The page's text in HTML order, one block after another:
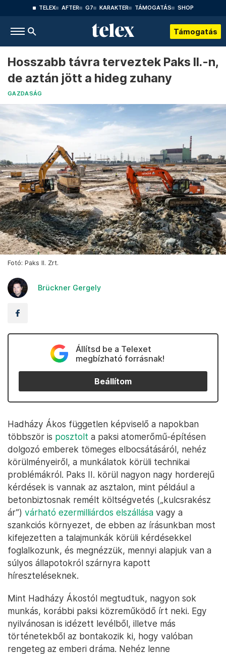
TELEX AFTER G7 KARAKTER TÁMOGATÁS SHOP
Támogatás
Hosszabb távra terveztek Paks II.-n,
de aztán jött a hideg zuhany
GAZDASÁG
Fotó: Paks II. Zrt.
Brückner Gergely
Állítsd be a Telexet
megbízható forrásnak!
Beállítom
Hadházy Ákos független képviselő a napokban
többször is posztolt a paksi atomerőmű-építésen
dolgozó emberek tömeges elbocsátásáról, nehéz
körülményeiről, a munkálatok körüli technikai
problémákról. Paks II. körül nagyon nagy horderejű
kérdések is vannak az asztalon, mint például a
betonbiztosnak remélt költségvetés („kulcsrakész
ár”) várható ezermilliárdos elszállása vagy a
szankciós környezet, de ebben az írásunkban most
kifejezetten a talajmunkák körüli kérdésekkel
foglalkozunk, és megnézzük, mennyi alapjuk van a
súlyos állapotokról szárnyra kapott
híreszteléseknek.
Mint Hadházy Ákostól megtudtuk, nagyon sok
munkás, korábbi paksi közreműködő írt neki. Egy
nyilvánosan is idézett levélből, illetve más
történetekből az bontakozik ki, hogy valóban
rengeteg az emberi dráma. Nehéz lenne